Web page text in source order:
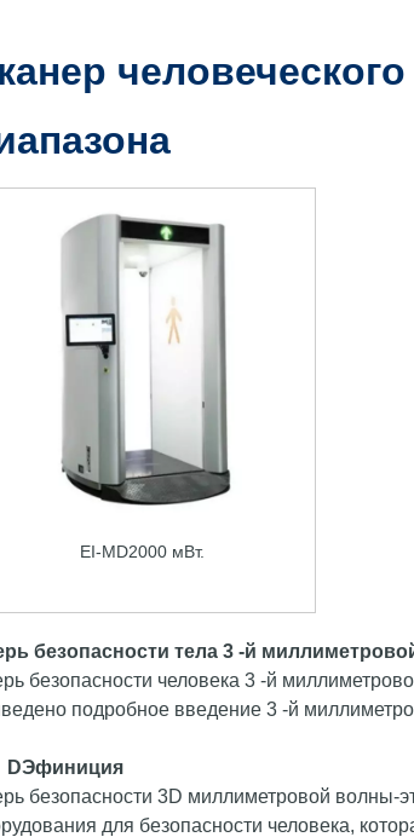
EI-MD2000 мВт.
безопасности тела 3 -й
безопасности человека 3 -й
подробное введение 3 -й
DЭфиниция
безопасности 3D миллиметровой волны-
для безопасности человека,